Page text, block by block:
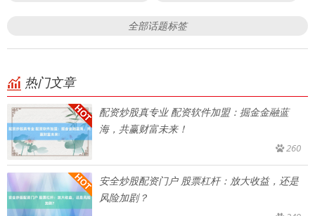
全部话题标签
热门文章
配资炒股真专业 配资软件加盟：掘金金融蓝
海，共赢财富未来！
260
安全炒股配资门户 股票杠杆：放大收益，还是
风险加剧？